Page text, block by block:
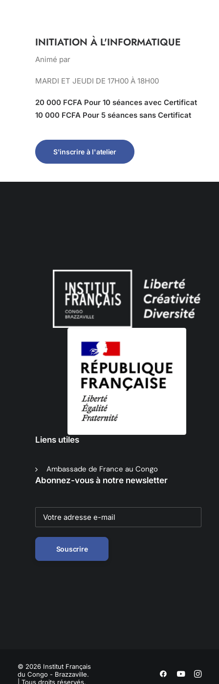
INITIATION À L'INFORMATIQUE
Animé par
MARDI ET JEUDI DE 17H00 À 18H00
20 000 FCFA Pour 10 séances avec Certificat
10 000 FCFA Pour 5 séances sans Certificat
S'inscrire à l'atelier
Liens utiles
Ambassade de France au Congo
Abonnez-vous à notre newsletter
© 2026 Institut Français
du Congo - Brazzaville.
| Tous droits réservés.